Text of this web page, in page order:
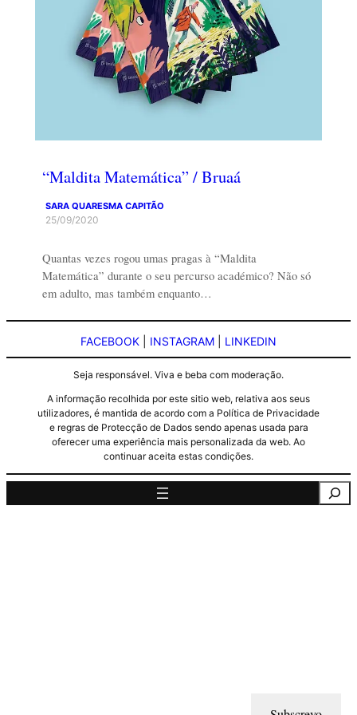
“Maldita Matemática” / Bruaá
SARA QUARESMA CAPITÃO
25/09/2020
Quantas vezes rogou umas pragas à “Maldita
Matemática” durante o seu percurso académico? Não só
em adulto, mas também enquanto…
FACEBOOK INSTAGRAM LINKEDIN
Seja responsável. Viva e beba com moderação.
A informação recolhida por este sitio web, relativa aos seus
utilizadores, é mantida de acordo com a Política de Privacidade
e regras de Protecção de Dados sendo apenas usada para
oferecer uma experiência mais personalizada da web. Ao
continuar aceita estas condições.